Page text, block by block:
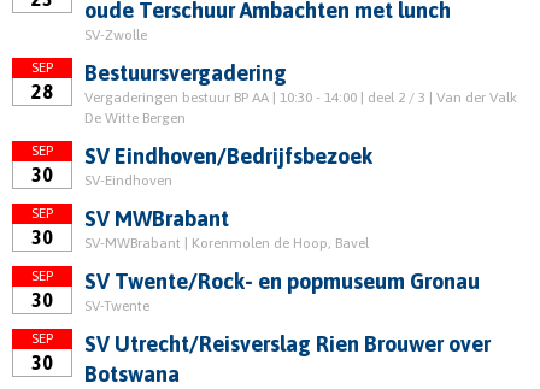
oude Terschuur Ambachten met lunch
SV-Zwolle
SEP
28
Bestuursvergadering
Vergaderingen bestuur BP AA | 10:30 - 14:00 | deel 2 / 3 | Van der Valk
De Witte Bergen
SEP
30
SV Eindhoven/Bedrijfsbezoek
SV-Eindhoven
SEP
30
SV MWBrabant
SV-MWBrabant | Korenmolen de Hoop, Bavel
SEP
30
SV Twente/Rock- en popmuseum Gronau
SV-Twente
SEP
30
SV Utrecht/Reisverslag Rien Brouwer over
Botswana